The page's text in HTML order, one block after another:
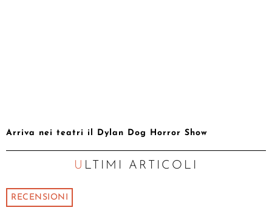
Arriva nei teatri il Dylan Dog Horror Show
ULTIMI ARTICOLI
RECENSIONI